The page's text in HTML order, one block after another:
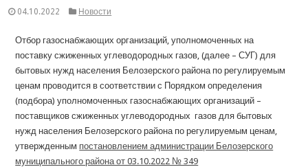
04.10.2022 Новости
Отбор газоснабжающих организаций, уполномоченных на
поставку сжиженных углеводородных газов, (далее – СУГ) для
бытовых нужд населения Белозерского района по регулируемым
ценам проводится в соответствии с Порядком определения
(подбора) уполномоченных газоснабжающих организаций –
поставщиков сжиженных углеводородных газов для бытовых
нужд населения Белозерского района по регулируемым ценам,
утвержденным постановлением администрации Белозерского
муниципального района от 03.10.2022 № 349